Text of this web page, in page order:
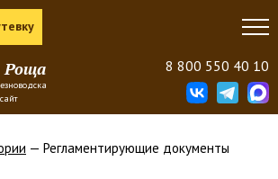
Роща 8 800 550 40 10
— Регламентирующие документы